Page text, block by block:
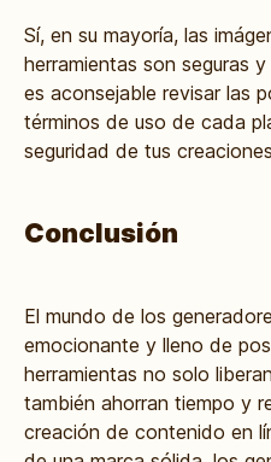
Sí, en su mayoría, las
herramientas son seguras
es aconsejable revisar las
términos de uso de cada
seguridad de tus
Conclusión
El mundo de los
emocionante y lleno de
herramientas no solo
también ahorran tiempo y
creación de contenido en